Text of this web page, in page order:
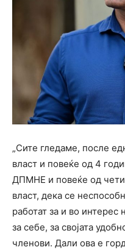
„Сите гледаме, после
власт и повеќе од 4
ДПМНЕ и повеќе од
власт, дека се
работат за и во интерес
за себе, за својата
членови. Дали ова е